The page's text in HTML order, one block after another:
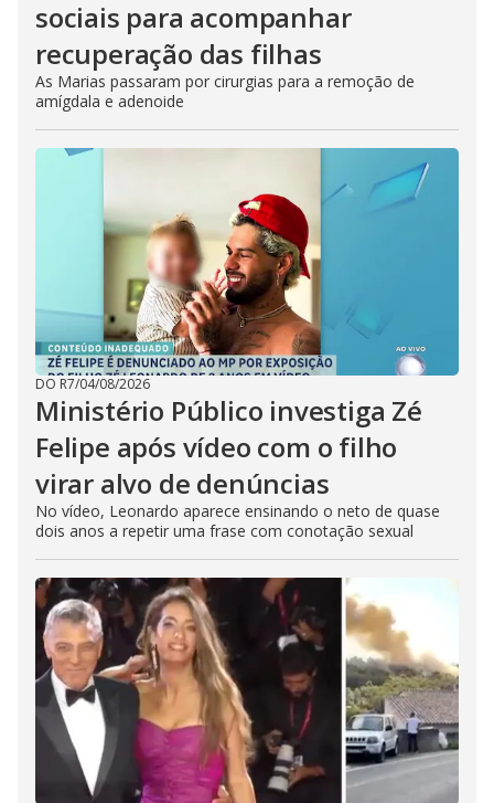
sociais para acompanhar
recuperação das filhas
As Marias passaram por cirurgias para a remoção de
amígdala e adenoide
DO R7/04/08/2026
Ministério Público investiga Zé
Felipe após vídeo com o filho
virar alvo de denúncias
No vídeo, Leonardo aparece ensinando o neto de quase
dois anos a repetir uma frase com conotação sexual